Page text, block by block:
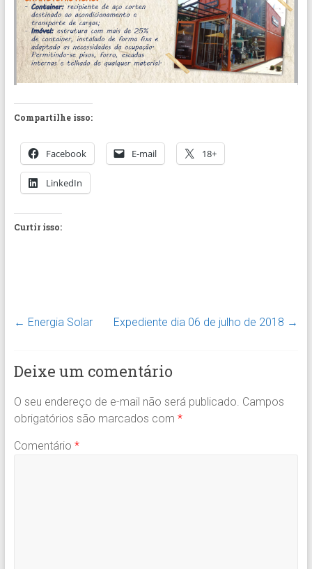
Compartilhe isso:
Facebook E-mail 18+
LinkedIn
Curtir isso:
← Energia Solar Expediente dia 06 de julho de 2018 →
Deixe um comentário
O seu endereço de e-mail não será publicado. Campos
obrigatórios são marcados com *
Comentário *